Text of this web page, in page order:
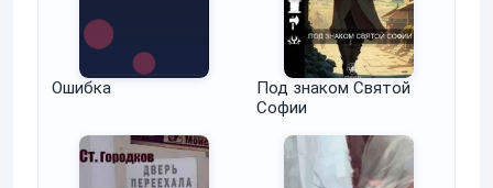
Ошибка
Под знаком Святой
Софии